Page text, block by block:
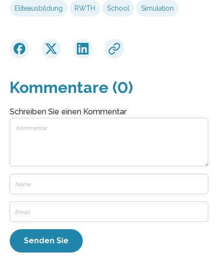
Eliteausbildung RWTH School Simulation
Kommentare (0)
Schreiben Sie einen Kommentar